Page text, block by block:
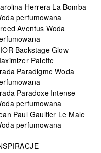
Herrera La Bomba
perfumowana
Aventus Woda
Backstage Glow
Palette
Paradigme Woda
Paradoxe Intense
perfumowana
Paul Gaultier Le Male
perfumowana